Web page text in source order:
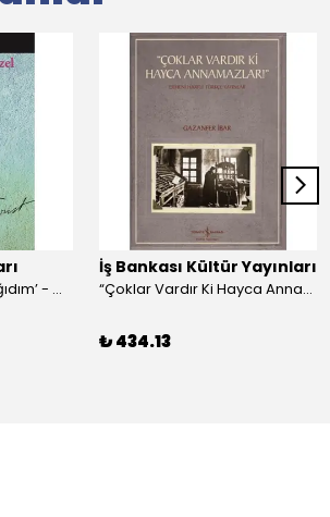
‘Kalan Son Güzel Kağıdım’ - Marcel Proust
İş Bankası Kültür Yayınları
“Çoklar Vardır Ki Hayca Annamazlar!” - Gazanfer İbar
₺ 434.13